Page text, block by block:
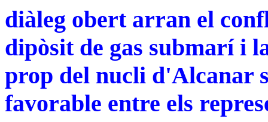
diàleg obert arran el
dipòsit de gas submarí i
prop del nucli d'Alcanar
favorable entre els